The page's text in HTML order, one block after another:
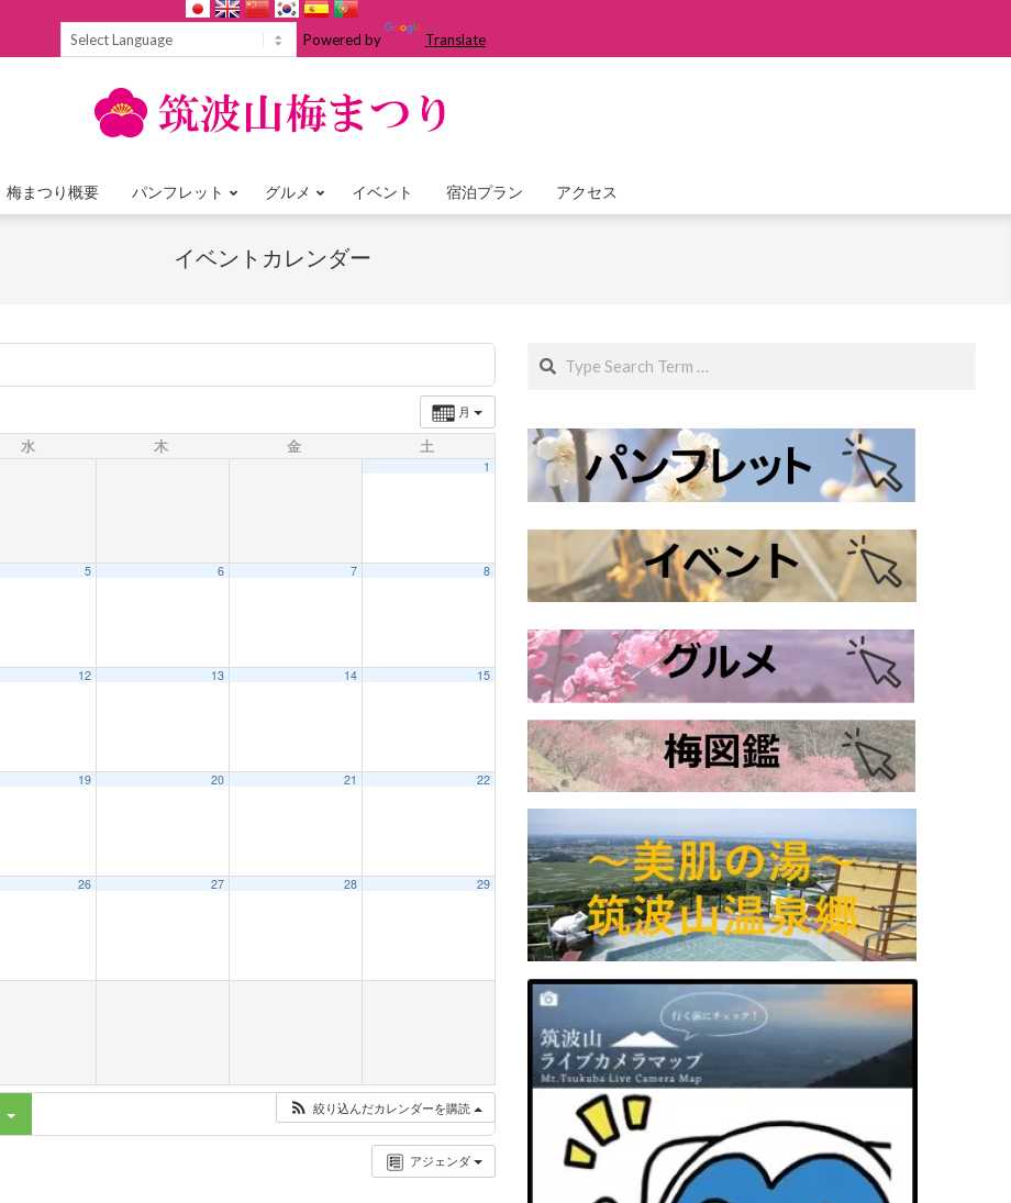
Powered by Translate
Primary
Menu
梅まつり概要 パンフレット グルメ イベント 宿泊プラン アクセス
イベントカレンダー
月
水 木 金 土
1
5 6 7 8
12 13 14 15
19 20 21 22
26 27 28 29
絞り込んだカレンダーを購読
アジェンダ
Search